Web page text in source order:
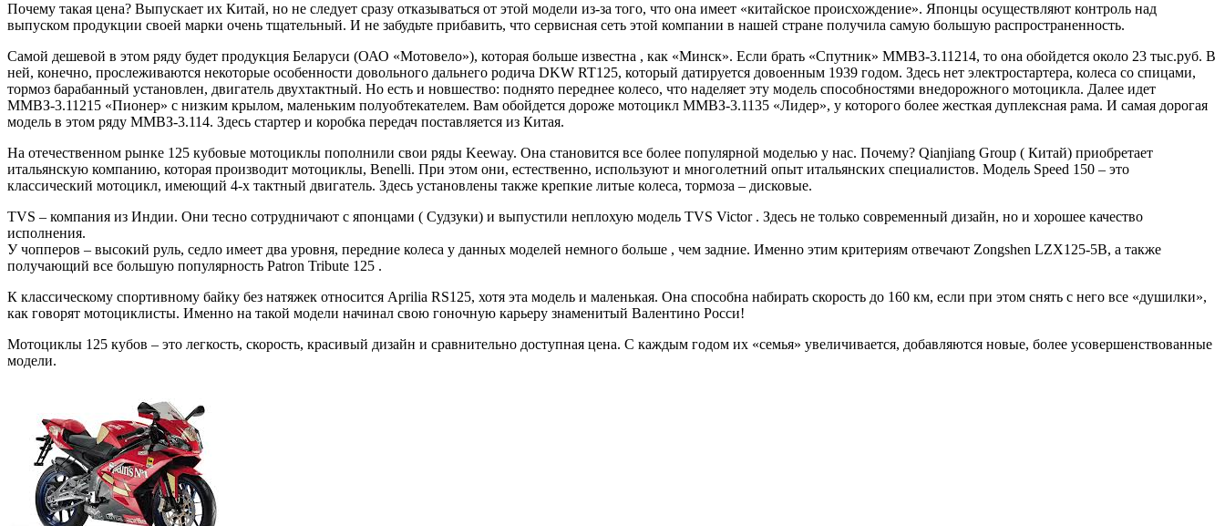
Почему такая цена? Выпускает их Китай, но не следует сразу отказываться от этой модели из-за того, что она имеет «китайское происхождение». Японцы осуществляют контроль над
выпуском продукции своей марки очень тщательный. И не забудьте прибавить, что сервисная сеть этой компании в нашей стране получила самую большую распространенность.
Самой дешевой в этом ряду будет продукция Беларуси (ОАО «Мотовело»), которая больше известна , как «Минск». Если брать «Спутник» ММВЗ-3.11214, то она обойдется около 23 тыс.руб. В
ней, конечно, прослеживаются некоторые особенности довольного дальнего родича DKW RT125, который датируется довоенным 1939 годом. Здесь нет электростартера, колеса со спицами,
тормоз барабанный установлен, двигатель двухтактный. Но есть и новшество: поднято переднее колесо, что наделяет эту модель способностями внедорожного мотоцикла. Далее идет
ММВЗ-3.11215 «Пионер» с низким крылом, маленьким полуобтекателем. Вам обойдется дороже мотоцикл ММВЗ-3.1135 «Лидер», у которого более жесткая дуплексная рама. И самая дорогая
модель в этом ряду ММВЗ-3.114. Здесь стартер и коробка передач поставляется из Китая.
На отечественном рынке 125 кубовые мотоциклы пополнили свои ряды Keeway. Она становится все более популярной моделью у нас. Почему? Qianjiang Group ( Китай) приобретает
итальянскую компанию, которая производит мотоциклы, Benelli. При этом они, естественно, используют и многолетний опыт итальянских специалистов. Модель Speed 150 – это
классический мотоцикл, имеющий 4-х тактный двигатель. Здесь установлены также крепкие литые колеса, тормоза – дисковые.
TVS – компания из Индии. Они тесно сотрудничают с японцами ( Судзуки) и выпустили неплохую модель TVS Victor . Здесь не только современный дизайн, но и хорошее качество
исполнения.
У чопперов – высокий руль, седло имеет два уровня, передние колеса у данных моделей немного больше , чем задние. Именно этим критериям отвечают Zongshen LZX125-5B, а также
получающий все большую популярность Patron Tribute 125 .
К классическому спортивному байку без натяжек относится Aprilia RS125, хотя эта модель и маленькая. Она способна набирать скорость до 160 км, если при этом снять с него все «душилки»,
как говорят мотоциклисты. Именно на такой модели начинал свою гоночную карьеру знаменитый Валентино Росси!
Мотоциклы 125 кубов – это легкость, скорость, красивый дизайн и сравнительно доступная цена. С каждым годом их «семья» увеличивается, добавляются новые, более усовершенствованные
модели.